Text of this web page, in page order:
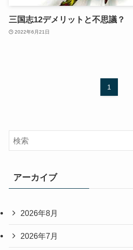
三国志12デメリットと不思議？
2022年6月21日
1
アーカイブ
2026年8月
2026年7月